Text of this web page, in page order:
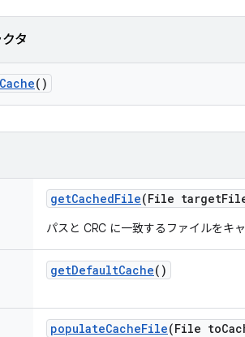
タ
Cache()
getCachedFile(File target
パスと CRC に一致するファイルをキ
getDefaultCache()
populateCacheFile(File to